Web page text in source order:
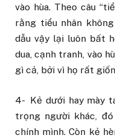
vào hùa. Theo câu
rằng tiểu nhân
dẫu vậy lại luôn bất
dua, cạnh tranh, vào
gì cả, bởi vì họ rất
4- Kẻ dưới hay mày
trọng người khác,
chính mình. Còn kẻ